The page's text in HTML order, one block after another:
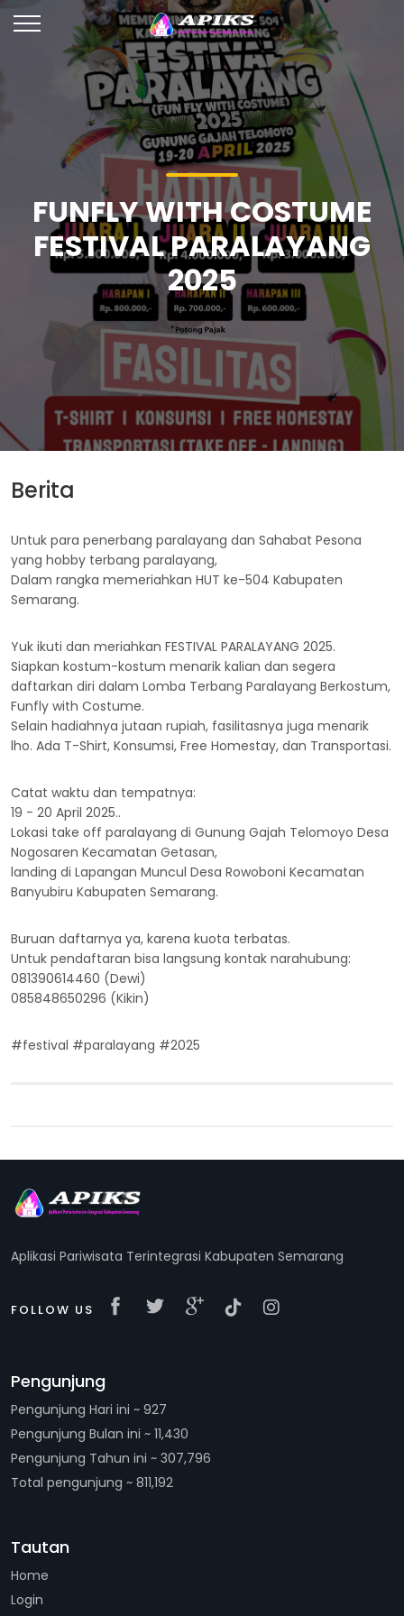
FUNFLY WITH COSTUME
FESTIVAL PARALAYANG
2025
Berita
Untuk para penerbang paralayang dan Sahabat Pesona
yang hobby terbang paralayang,
Dalam rangka memeriahkan HUT ke-504 Kabupaten
Semarang.
Yuk ikuti dan meriahkan FESTIVAL PARALAYANG 2025.
Siapkan kostum-kostum menarik kalian dan segera
daftarkan diri dalam Lomba Terbang Paralayang Berkostum,
Funfly with Costume.
Selain hadiahnya jutaan rupiah, fasilitasnya juga menarik
lho. Ada T-Shirt, Konsumsi, Free Homestay, dan Transportasi.
Catat waktu dan tempatnya:
19 - 20 April 2025..
Lokasi take off paralayang di Gunung Gajah Telomoyo Desa
Nogosaren Kecamatan Getasan,
landing di Lapangan Muncul Desa Rowoboni Kecamatan
Banyubiru Kabupaten Semarang.
Buruan daftarnya ya, karena kuota terbatas.
Untuk pendaftaran bisa langsung kontak narahubung:
081390614460 (Dewi)
085848650296 (Kikin)
#festival #paralayang #2025
Aplikasi Pariwisata Terintegrasi Kabupaten Semarang
FOLLOW US
Pengunjung
Pengunjung Hari ini ~ 927
Pengunjung Bulan ini ~ 11,430
Pengunjung Tahun ini ~ 307,796
Total pengunjung ~ 811,192
Tautan
Home
Login